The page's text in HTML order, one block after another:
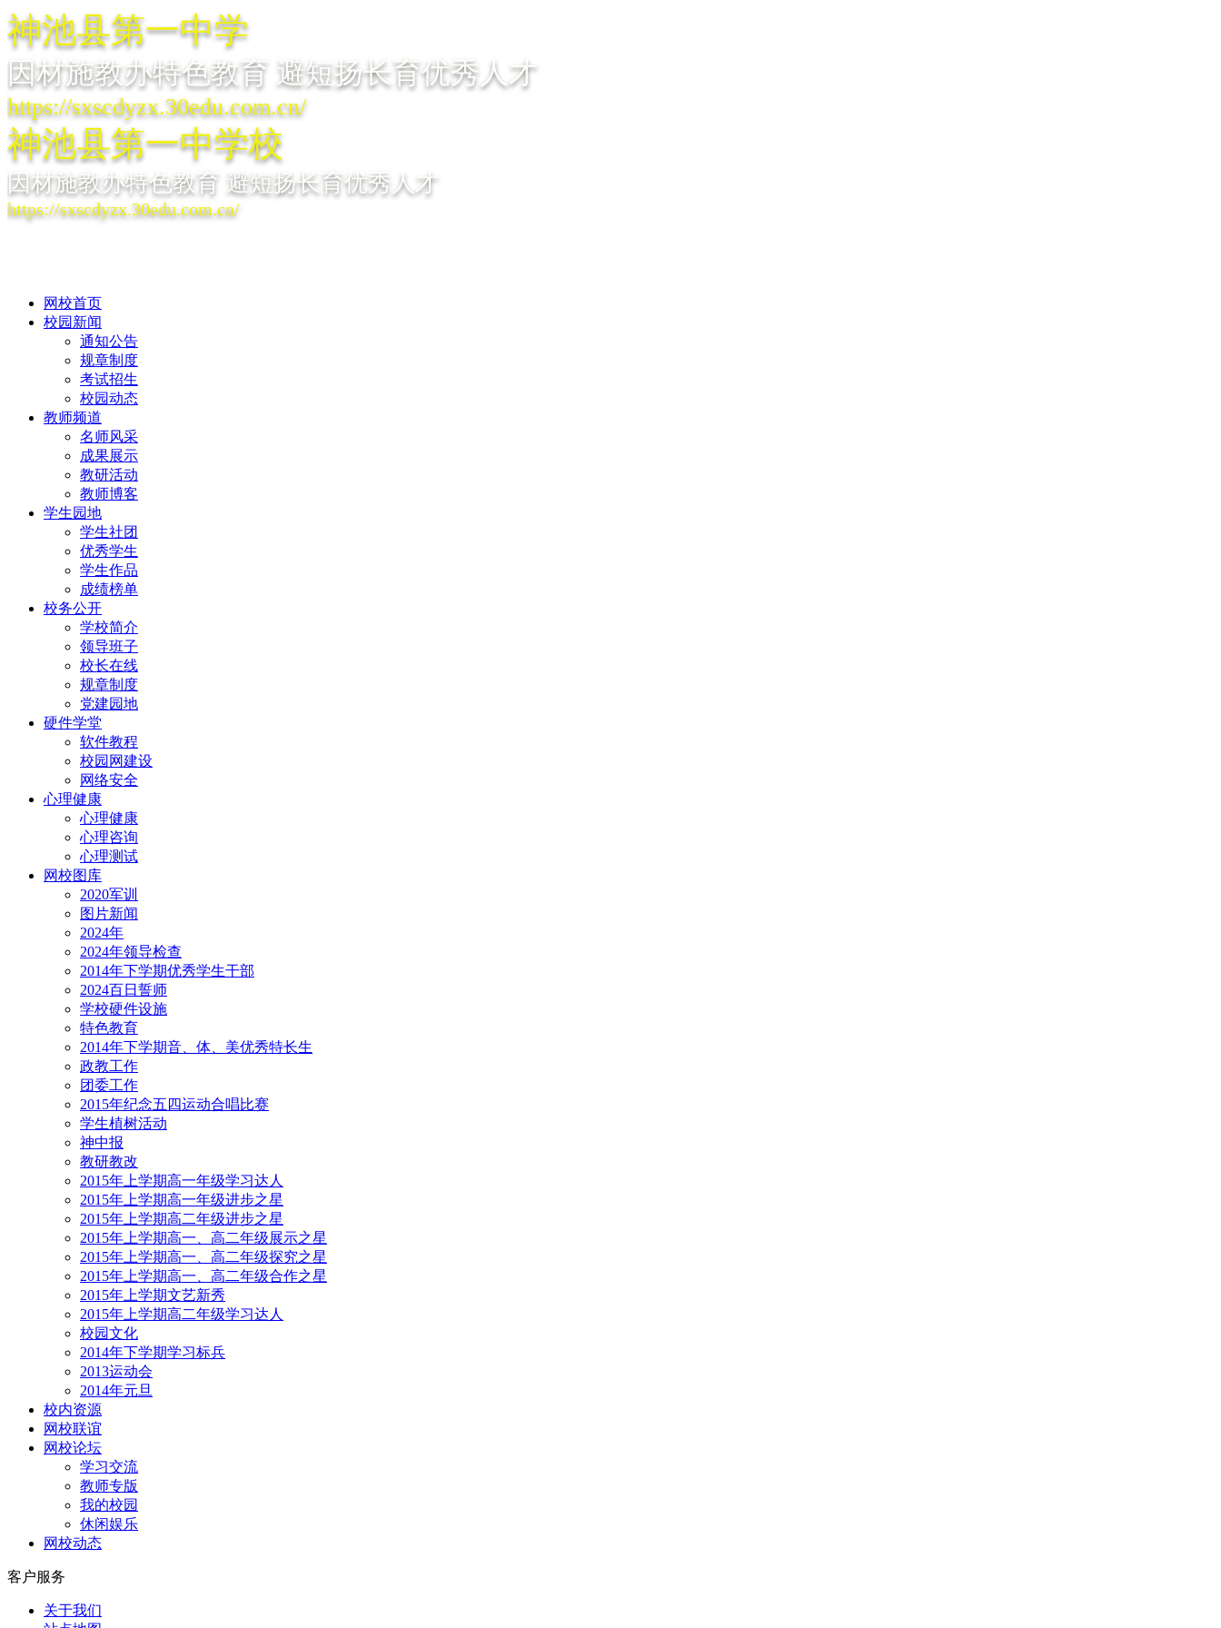
神池县第一中学
因材施教办特色教育 避短扬长育优秀人才
https://sxscdyzx.30edu.com.cn/
神池县第一中学校
因材施教办特色教育 避短扬长育优秀人才
https://sxscdyzx.30edu.com.cn/
网校首页
校园新闻
通知公告
规章制度
考试招生
校园动态
教师频道
名师风采
成果展示
教研活动
教师博客
学生园地
学生社团
优秀学生
学生作品
成绩榜单
校务公开
学校简介
领导班子
校长在线
规章制度
党建园地
硬件学堂
软件教程
校园网建设
网络安全
心理健康
心理健康
心理咨询
心理测试
网校图库
2020军训
图片新闻
2024年
2024年领导检查
2014年下学期优秀学生干部
2024百日誓师
学校硬件设施
特色教育
2014年下学期音、体、美优秀特长生
政教工作
团委工作
2015年纪念五四运动合唱比赛
学生植树活动
神中报
教研教改
2015年上学期高一年级学习达人
2015年上学期高一年级进步之星
2015年上学期高二年级进步之星
2015年上学期高一、高二年级展示之星
2015年上学期高一、高二年级探究之星
2015年上学期高一、高二年级合作之星
2015年上学期文艺新秀
2015年上学期高二年级学习达人
校园文化
2014年下学期学习标兵
2013运动会
2014年元旦
校内资源
网校联谊
网校论坛
学习交流
教师专版
我的校园
休闲娱乐
网校动态
客户服务
关于我们